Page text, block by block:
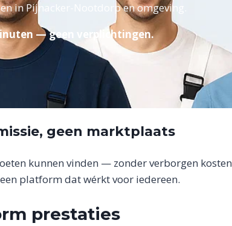
in Pijnacker-Nootdorp en omgeving.
— geen verplichtingen.
geen marktplaats
kunnen vinden — zonder verborgen
platform dat wérkt voor iedereen.
prestaties